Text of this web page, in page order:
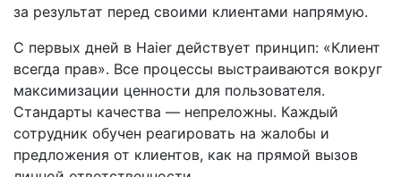
за результат перед своими клиентами напрямую.
С первых дней в Haier действует принцип: «Клиент
всегда прав». Все процессы выстраиваются вокруг
максимизации ценности для пользователя.
Стандарты качества — непреложны. Каждый
сотрудник обучен реагировать на жалобы и
предложения от клиентов, как на прямой вызов